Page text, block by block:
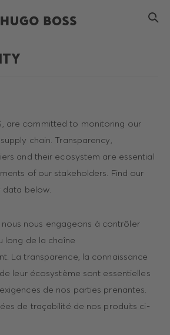
are committed to monitoring our
chain. Transparency,
and their ecosystem are essential
of our stakeholders. Find our
below.
nous nous engageons à contrôler
long de la chaîne
La transparence, la connaissance
leur écosystème sont essentielles
de nos parties prenantes.
de traçabilité de nos produits ci-